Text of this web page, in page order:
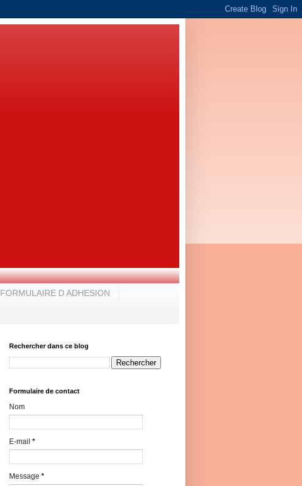
FORMULAIRE D ADHESION
Rechercher dans ce blog
Formulaire de contact
Nom
E-mail *
Message *